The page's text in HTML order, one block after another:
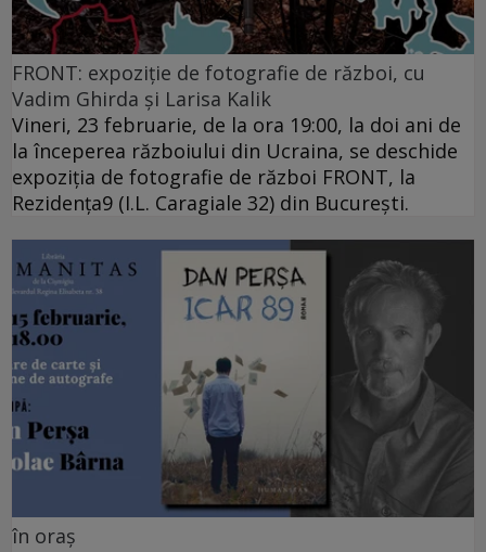
FRONT: expoziție de fotografie de război, cu
Vadim Ghirda și Larisa Kalik
Vineri, 23 februarie, de la ora 19:00, la doi ani de
la începerea războiului din Ucraina, se deschide
expoziția de fotografie de război FRONT, la
Rezidența9 (I.L. Caragiale 32) din București.
în oraș